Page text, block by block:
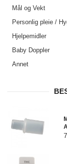
Mål og Vekt
Personlig pleie /
Hjelpemidler
Baby Doppler
Annet